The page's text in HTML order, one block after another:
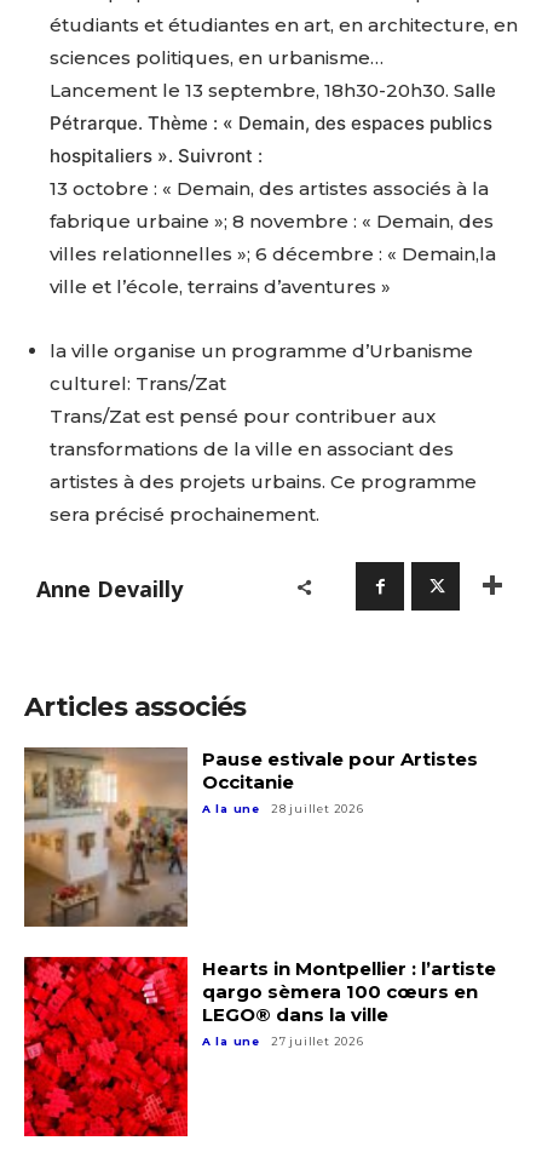
Prénom
Statut / Organisation
J'accepte lestermes et conditions
* Champ obligatoire
Adresse email*
Nom
Prénom
Statut / Organisation
étudiants et étudiantes en art, en architecture, en
sciences politiques, en urbanisme…
Lancement le 13 septembre, 18h30-20h30. Salle
Pétrarque. Thème : « Demain, des espaces publics
hospitaliers ». Suivront :
13 octobre : « Demain, des artistes associés à la
fabrique urbaine »; 8 novembre : « Demain, des
villes relationnelles »; 6 décembre : « Demain,la
ville et l’école, terrains d’aventures »
la ville organise un programme d’Urbanisme
culturel: Trans/Zat
Trans/Zat est pensé pour contribuer aux
transformations de la ville en associant des
artistes à des projets urbains. Ce programme
sera précisé prochainement.
Anne Devailly
Articles associés
Pause estivale pour Artistes
Occitanie
A la une 28 juillet 2026
Hearts in Montpellier : l’artiste
qargo sèmera 100 cœurs en
LEGO® dans la ville
A la une 27 juillet 2026